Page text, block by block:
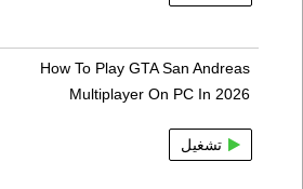
How To Play GTA San Andreas
Multiplayer On PC In 2026
تشغيل